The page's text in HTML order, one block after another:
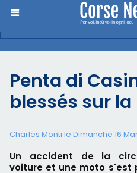
Penta di
blessés sur
Charles Monti le Dimanche 16
Un accident de la
voiture et une moto s'est